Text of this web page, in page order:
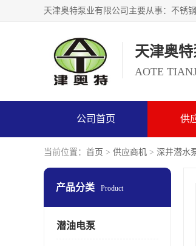
天津奥
AOTE
公司首页 供
当前位置： 首页 > 供应商机 > 深井潜水
产品分类 Product
潜油电泵